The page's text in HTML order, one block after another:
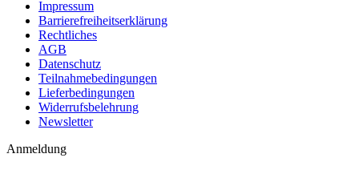
Impressum
Barrierefreiheitserklärung
Rechtliches
AGB
Datenschutz
Teilnahmebedingungen
Lieferbedingungen
Widerrufsbelehrung
Newsletter
Anmeldung